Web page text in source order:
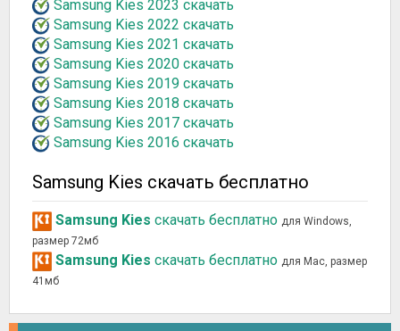
Samsung Kies 2023 скачать
Samsung Kies 2022 скачать
Samsung Kies 2021 скачать
Samsung Kies 2020 скачать
Samsung Kies 2019 скачать
Samsung Kies 2018 скачать
Samsung Kies 2017 скачать
Samsung Kies 2016 скачать
Samsung Kies скачать бесплатно
Samsung Kies скачать бесплатно для Windows,
размер 72мб
Samsung Kies скачать бесплатно для Mac, размер
41мб